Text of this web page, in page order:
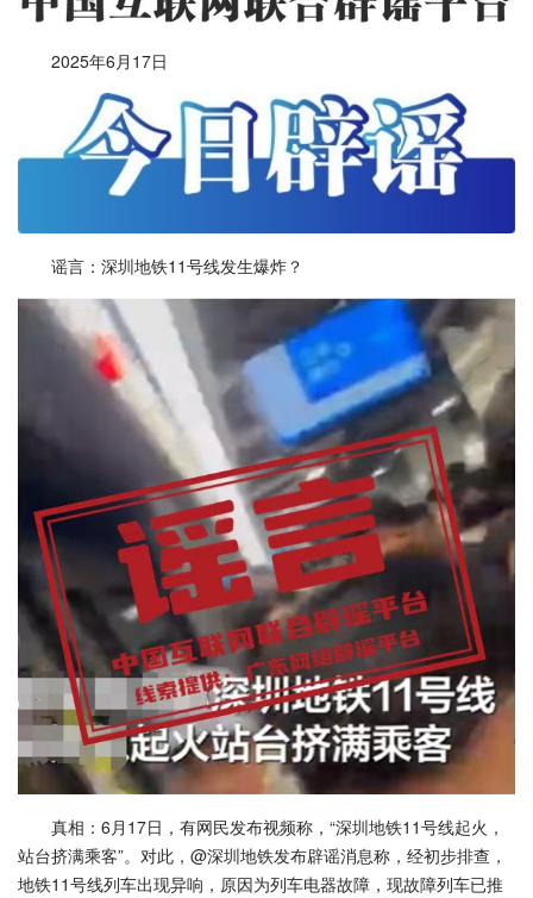
2025年6月17日
谣言：深圳地铁11号线发生爆炸？
真相：6月17日，有网民发布视频称，“深圳地铁11号线起火，
站台挤满乘客”。对此，@深圳地铁发布辟谣消息称，经初步排查，
地铁11号线列车出现异响，原因为列车电器故障，现故障列车已推